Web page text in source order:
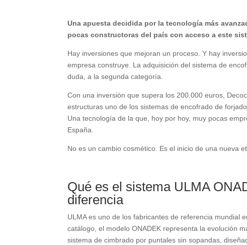
Una apuesta decidida por la tecnología más
pocas constructoras del país con acceso a este
Hay inversiones que mejoran un proceso. Y hay
empresa construye. La adquisición del sistema de
duda, a la segunda categoría.
Con una inversión que supera los 200.000 euros,
estructuras uno de los sistemas de encofrado de
Una tecnología de la que, hoy por hoy, muy pocas
España.
No es un cambio cosmético. Es el inicio de una nueva
Qué es el sistema ULMA
diferencia
ULMA es uno de los fabricantes de referencia mundial
catálogo, el modelo ONADEK representa la evolución
sistema de cimbrado por puntales sin sopandas,